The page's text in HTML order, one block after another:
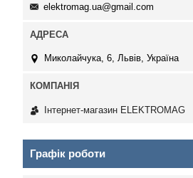
elektromag.ua@gmail.com
Миколайчука, 6, Львів, Україна
Інтернет-магазин ELEKTROMAG
Графік роботи